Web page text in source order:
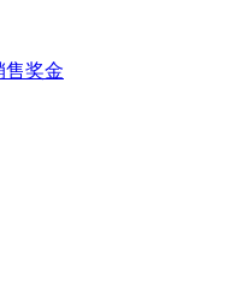
售奖金